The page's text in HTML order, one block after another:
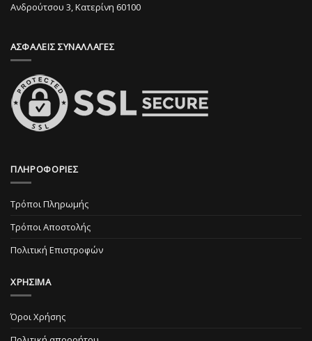
σελίδα
Ανδρούτσου 3, Κατερίνη 60100
ΑΣΦΑΛΕΙΣ ΣΥΝΑΛΛΑΓΕΣ
ΠΛΗΡΟΦΟΡΙΕΣ
Τρόποι Πληρωμής
Τρόποι Αποστολής
Πολιτική Επιστροφών
ΧΡΗΣΙΜΑ
Όροι Χρήσης